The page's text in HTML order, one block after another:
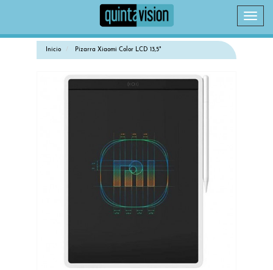
Inicio Pizarra Xiaomi Color LCD 13,5"